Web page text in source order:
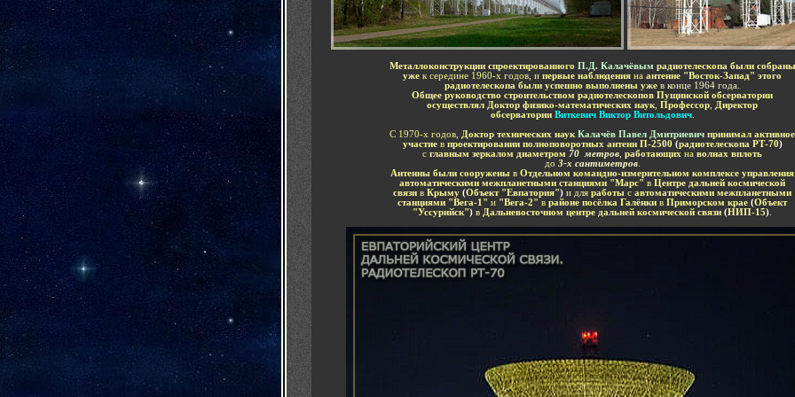
Металлоконструкции спроектированного П.Д. Калачёвым радиотелескопа были собраны
уже к середине 1960-х годов, и первые наблюдения на антенне "Восток-Запад" этого
радиотелескопа были успешно выполнены уже в конце 1964 года
Общее руководство строительством радиотелескопов Пущинской обсерватории
осуществлял Доктор физико-математических наук Профессор
Директор
обсерватории Виткевич Виктор Витольдович.
С 1970-х годов, Доктор технических наук Калачёв Павел Дмитриевич принимал активное
участиев проектировании полноповоротных антенн П-2500 (радиотелескопа РТ-70)
с главным зеркалом диаметром 70 метров работающих на волнах вплоть
до 3-х сантиметров.
Антенны были сооружены в Отдельном командно-измерительном комплексе управления
автоматическими межпланетными станциями "Марс" в Центре дальней космической
связи в Крыму (Объект "Евпатория") и для работы с автоматическими межпланетными
станциями "Вега-1" и "Вега-2" в районе посёлка Галёнки в Приморском крае (Объект
"Уссурийск") в Дальневосточном центре дальней космической связи (НИП-15)